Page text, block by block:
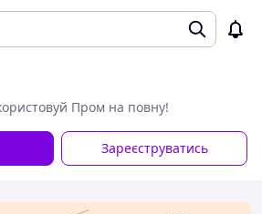
Пром на повну!
Зареєструватись